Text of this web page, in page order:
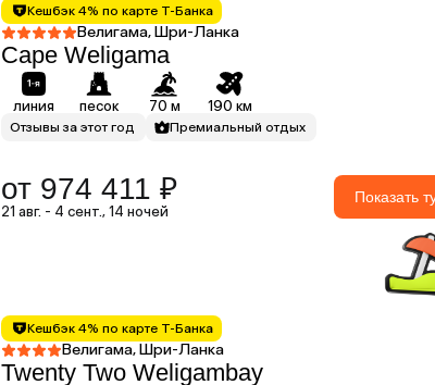
Кешбэк 4% по карте Т-Банка
Велигама, Шри-Ланка
Cape Weligama
линия песок 70 м 190 км
Отзывы за этот год Премиальный отдых
от 974 411 ₽
21 авг. - 4 сент., 14 ночей
Показать
Кешбэк 4% по карте Т-Банка
Велигама, Шри-Ланка
Twenty Two Weligambay